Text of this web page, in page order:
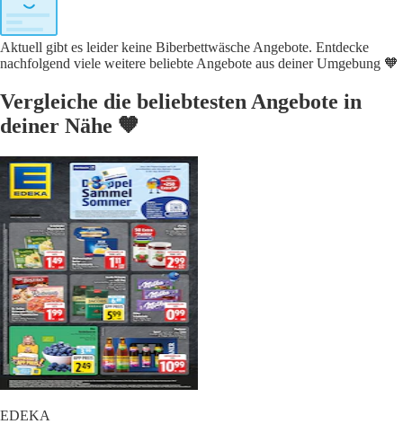
Aktuell gibt es leider keine Biberbettwäsche Angebote. Entdecke
nachfolgend viele weitere beliebte Angebote aus deiner Umgebung 🧡
Vergleiche die beliebtesten Angebote in
deiner Nähe 🧡
EDEKA